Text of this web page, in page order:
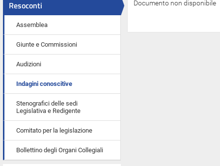
Resoconti
Assemblea
Giunte e Commissioni
Audizioni
Indagini conoscitive
Stenografici delle sedi
Legislativa e Redigente
Comitato per la legislazione
Bollettino degli Organi Collegiali
Documento non disponibile